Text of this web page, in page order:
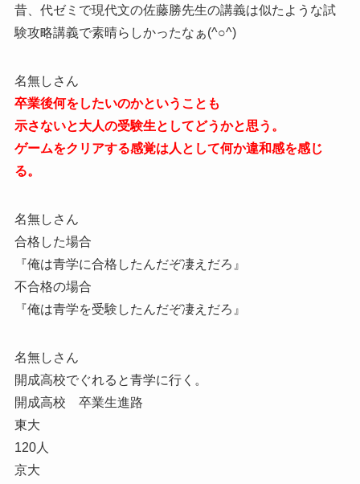
昔、代ゼミで現代文の佐藤勝先生の講義は似たような試
験攻略講義で素晴らしかったなぁ(^○^)
名無しさん
卒業後何をしたいのかということも
示さないと大人の受験生としてどうかと思う。
ゲームをクリアする感覚は人として何か違和感を感じ
る。
名無しさん
合格した場合
『俺は青学に合格したんだぞ凄えだろ』
不合格の場合
『俺は青学を受験したんだぞ凄えだろ』
名無しさん
開成高校でぐれると青学に行く。
開成高校 卒業生進路
東大
120人
京大